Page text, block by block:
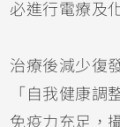
必進行電療及
治療後減少復
「自我健康調
免疫力充足，